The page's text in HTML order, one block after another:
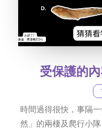
受保護的
時間過得很快，事隔
然」的兩棲及爬行小